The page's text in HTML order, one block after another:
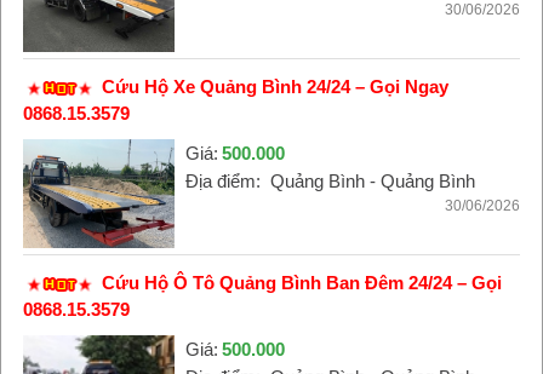
30/06/2026
Cứu Hộ Xe Quảng Bình 24/24 – Gọi Ngay
0868.15.3579
Giá: 500.000
Địa điểm: Quảng Bình - Quảng Bình
30/06/2026
Cứu Hộ Ô Tô Quảng Bình Ban Đêm 24/24 – Gọi
0868.15.3579
Giá: 500.000